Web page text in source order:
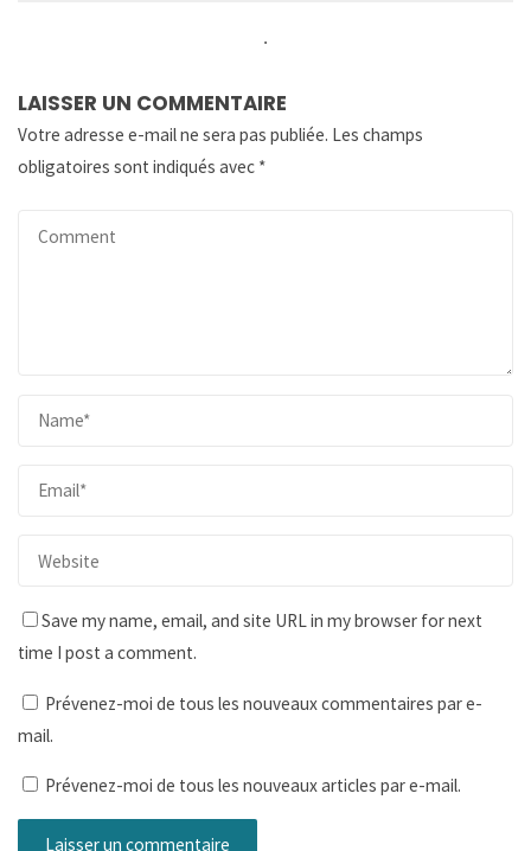
.
LAISSER UN COMMENTAIRE
Votre adresse e-mail ne sera pas publiée. Les champs
obligatoires sont indiqués avec *
Save my name, email, and site URL in my browser for next
time I post a comment.
Prévenez-moi de tous les nouveaux commentaires par e-
mail.
Prévenez-moi de tous les nouveaux articles par e-mail.